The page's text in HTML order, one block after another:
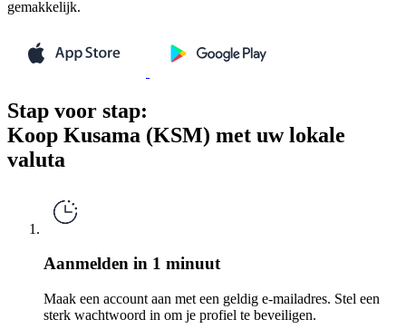
gemakkelijk.
Stap voor stap:
Koop Kusama (KSM) met uw lokale
valuta
Aanmelden in 1 minuut
Maak een account aan met een geldig e-mailadres. Stel een
sterk wachtwoord in om je profiel te beveiligen.